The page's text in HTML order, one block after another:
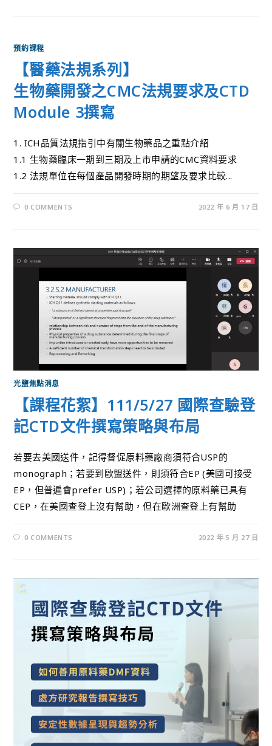
預約課程
【醫藥法規系列】
生物藥開發之CMC法規要求及CTD
Module 3撰寫
1. ICH品質法規指引中有關生物藥品之重點介紹
1.1 生物藥臨床一期到三期及上市申請的CMC資料要求
1.2 法規單位在每個產品開發時期的期望及要求比較...
0 COMMENTS 2022 年 6 月 17 日
光鹽焦點消息
【課程花絮】111/5/27 國際查驗登
記CTD文件撰寫策略與布局
若要去美國送件，記得督促原料藥廠商須符合USP的
monograph；若要到歐盟送件，則須符合EP (美國可接受
EP，但普遍會prefer USP)​；若公司選擇的原料藥已具有
CEP，在美國查登上沒有幫助，但在歐洲查登上有幫助
0 COMMENTS 2022 年 5 月 27 日